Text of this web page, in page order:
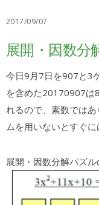
2017/09/07
展開・因数分
今日9月7日を907と3
を含めた20170907は
れるので、素数では
ムを用いないとすぐに
展開・因数分解パズル